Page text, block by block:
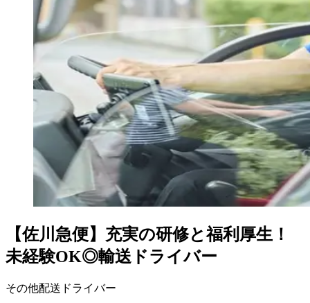
【佐川急便】充実の研修と福利厚生！
未経験OK◎輸送ドライバー
その他配送ドライバー